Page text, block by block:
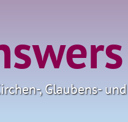
, Glaubens-